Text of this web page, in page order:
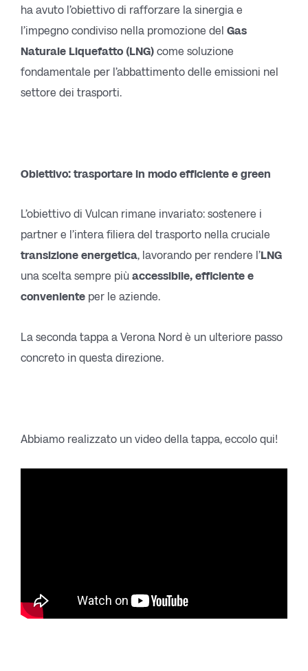
ha avuto l’obiettivo di rafforzare la sinergia e
l’impegno condiviso nella promozione del Gas
Naturale Liquefatto (LNG) come soluzione
fondamentale per l’abbattimento delle emissioni nel
settore dei trasporti.
Obiettivo: trasportare in modo efficiente e green
L’obiettivo di Vulcan rimane invariato: sostenere i
partner e l’intera filiera del trasporto nella cruciale
transizione energetica, lavorando per rendere l’LNG
una scelta sempre più accessibile, efficiente e
conveniente per le aziende.
La seconda tappa a Verona Nord è un ulteriore passo
concreto in questa direzione.
Abbiamo realizzato un video della tappa, eccolo qui!